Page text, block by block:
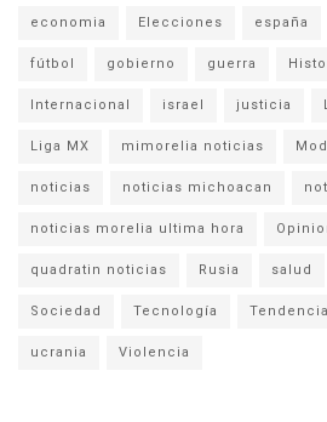
economia Elecciones españa
fútbol gobierno guerra
Internacional israel justicia
Liga MX mimorelia noticias
noticias noticias michoacan
noticias morelia ultima hora
quadratin noticias Rusia salud
Sociedad Tecnología
ucrania Violencia